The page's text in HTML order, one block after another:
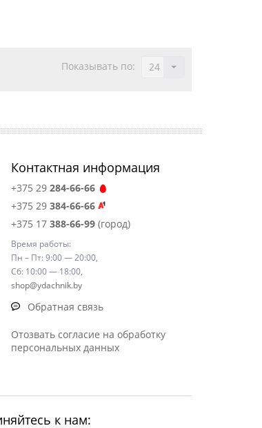
Показывать по: 24
Контактная информация
+375 29 284-66-66
+375 29 384-66-66
+375 17 388-66-99(город)
Время работы:
Пн – Пт: 9:00 — 20:00,
Сб: 10:00 — 18:00,
shop@ydachnik.by
Обратная связь
Отозвать согласие на обработку
персональных данных
к нам: